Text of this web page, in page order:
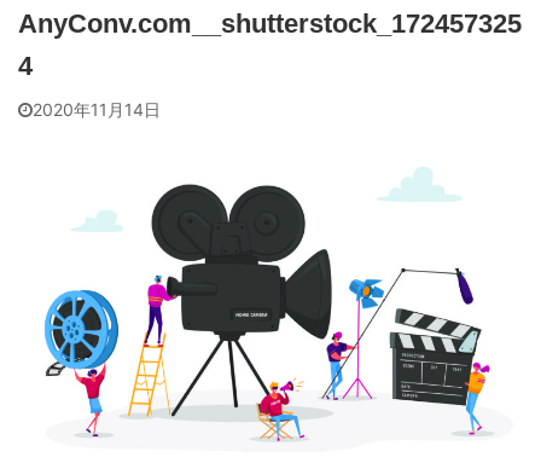
AnyConv.com__shutterstock_172457325
4
2020年11月14日